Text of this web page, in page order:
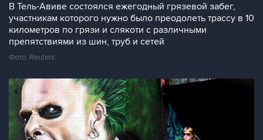
В Тель-Авиве состоялся ежегодный грязевой забег,
участникам которого нужно было преодолеть трассу в 10
километров по грязи и слякоти с различными
препятствиями из шин, труб и сетей
Фото: Reuters